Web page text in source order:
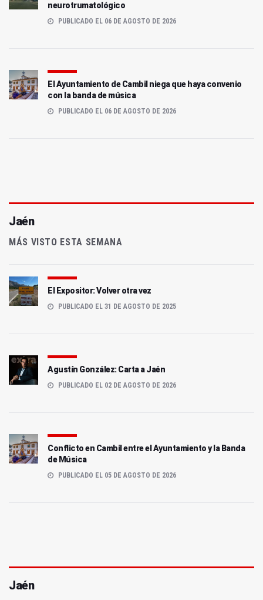
neurotrumatológico
PUBLICADO EL 06 DE AGOSTO DE 2026
El Ayuntamiento de Cambil niega que haya convenio
con la banda de música
PUBLICADO EL 06 DE AGOSTO DE 2026
Jaén
MÁS VISTO ESTA SEMANA
El Expositor: Volver otra vez
PUBLICADO EL 31 DE AGOSTO DE 2025
Agustín González: Carta a Jaén
PUBLICADO EL 02 DE AGOSTO DE 2026
Conflicto en Cambil entre el Ayuntamiento y la Banda
de Música
PUBLICADO EL 05 DE AGOSTO DE 2026
Jaén